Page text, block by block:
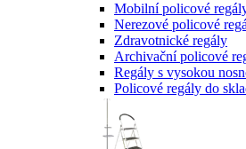
Mobilní policové
Nerezové policové
Zdravotnické regály
Archivační policové
Regály s vysokou
Policové regály do